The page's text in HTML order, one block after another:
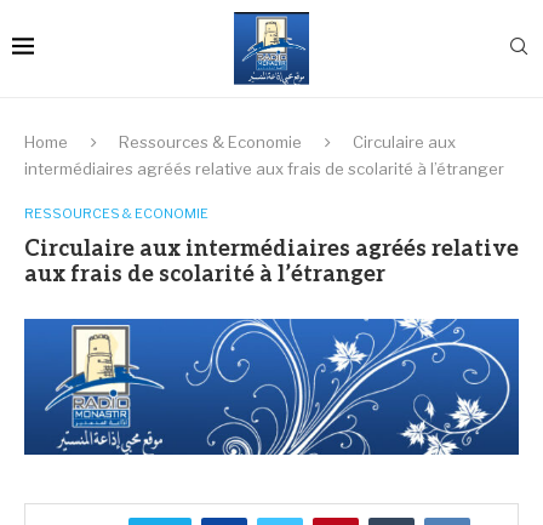
Home Ressources & Economie
Circulaire aux
intermédiaires agréés relative aux frais de scolarité à l’étranger
RESSOURCES & ECONOMIE
Circulaire aux intermédiaires agréés relative
aux frais de scolarité à l’étranger